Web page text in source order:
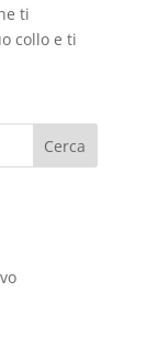
ti
collo e ti